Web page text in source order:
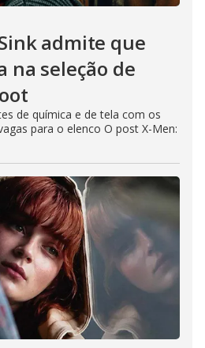
admite que
na seleção de
de química e de tela com os
para o elenco O post X-Men: